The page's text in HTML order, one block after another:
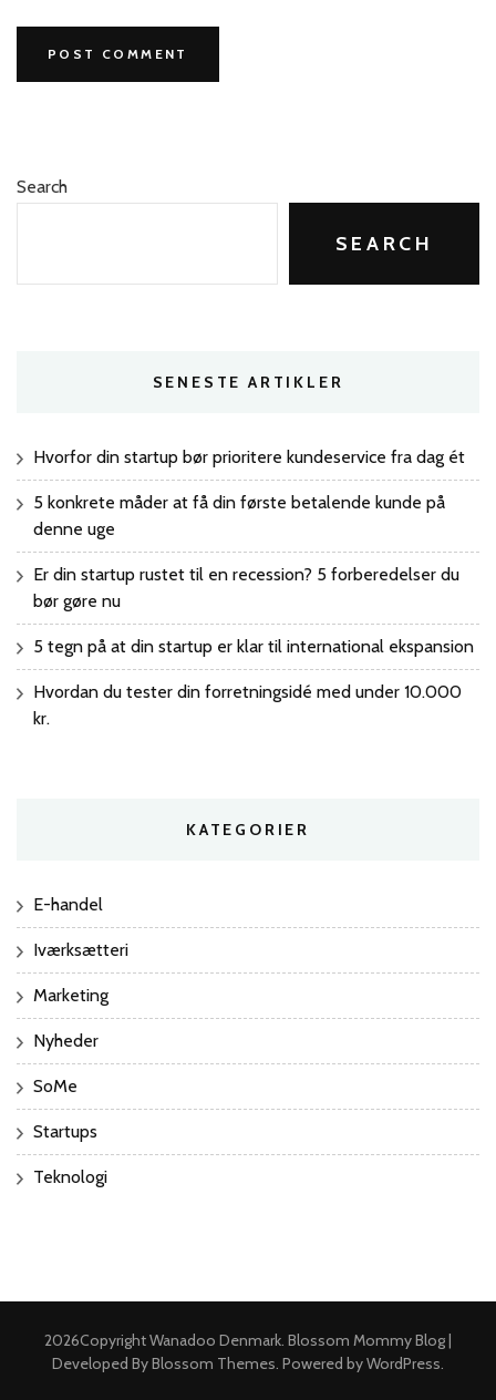
Search
SEARCH
SENESTE ARTIKLER
Hvorfor din startup bør prioritere kundeservice fra dag ét
5 konkrete måder at få din første betalende kunde på
denne uge
Er din startup rustet til en recession? 5 forberedelser du
bør gøre nu
5 tegn på at din startup er klar til international ekspansion
Hvordan du tester din forretningsidé med under 10.000
kr.
KATEGORIER
E-handel
Iværksætteri
Marketing
Nyheder
SoMe
Startups
Teknologi
2026CopyrightWanadoo Denmark. Blossom Mommy Blog |
Developed ByBlossom Themes. Powered byWordPress.